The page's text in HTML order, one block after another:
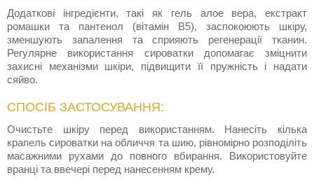
Додаткові інгредієнти, такі як гель алое вера, екстракт
ромашки та пантенол (вітамін В5), заспокоюють шкіру,
зменшують запалення та сприяють регенерації тканин.
Регулярне використання сироватки допомагає зміцнити
захисні механізми шкіри, підвищити її пружність і надати
сяйво.
СПОСІБ ЗАСТОСУВАННЯ:
Очистьте шкіру перед використанням. Нанесіть кілька
крапель сироватки на обличчя та шию, рівномірно розподіліть
масажними рухами до повного вбирання. Використовуйте
вранці та ввечері перед нанесенням крему.